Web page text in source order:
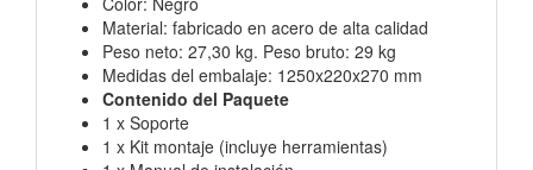
Material: fabricado en acero de alta calidad
Peso neto: 27,30 kg. Peso bruto: 29 kg
Medidas del embalaje: 1250x220x270 mm
Contenido del Paquete
1 x Soporte
1 x Kit montaje (incluye herramientas)